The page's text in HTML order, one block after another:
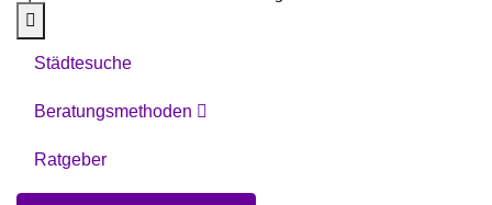
Städtesuche
Beratungsmethoden
Ratgeber